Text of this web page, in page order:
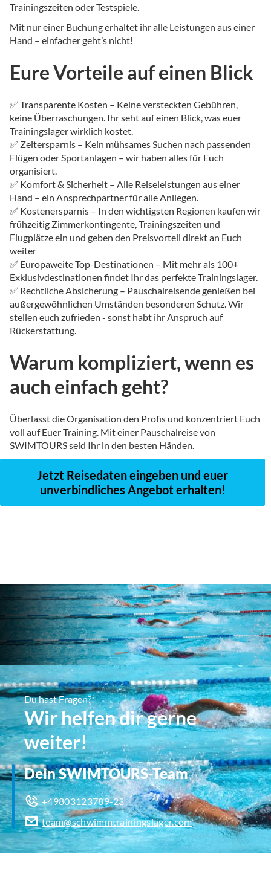
Trainingszeiten oder Testspiele.
Mit nur einer Buchung erhaltet ihr alle Leistungen aus einer
Hand – einfacher geht’s nicht!
Eure Vorteile auf einen Blick
✅ Transparente Kosten – Keine versteckten Gebühren,
keine Überraschungen. Ihr seht auf einen Blick, was euer
Trainingslager wirklich kostet.
✅ Zeitersparnis – Kein mühsames Suchen nach passenden
Flügen oder Sportanlagen – wir haben alles für Euch
organisiert.
✅ Komfort & Sicherheit – Alle Reiseleistungen aus einer
Hand – ein Ansprechpartner für alle Anliegen.
✅ Kostenersparnis – In den wichtigsten Regionen kaufen wir
frühzeitig Zimmerkontingente, Trainingszeiten und
Flugplätze ein und geben den Preisvorteil direkt an Euch
weiter
✅ Europaweite Top-Destinationen – Mit mehr als 100+
Exklusivdestinationen findet Ihr das perfekte Trainingslager.
✅ Rechtliche Absicherung – Pauschalreisende genießen bei
außergewöhnlichen Umständen besonderen Schutz. Wir
stellen euch zufrieden - sonst habt ihr Anspruch auf
Rückerstattung.
Warum kompliziert, wenn es
auch einfach geht?
Überlasst die Organisation den Profis und konzentriert Euch
voll auf Euer Training. Mit einer Pauschalreise von
SWIMTOURS seid Ihr in den besten Händen.
Jetzt Reisedaten eingeben und euer
unverbindliches Angebot erhalten!
Du hast Fragen?
Wir helfen dir gerne
weiter!
Dein SWIMTOURS-Team
+49803123789-23
team@schwimmtrainingslager.com